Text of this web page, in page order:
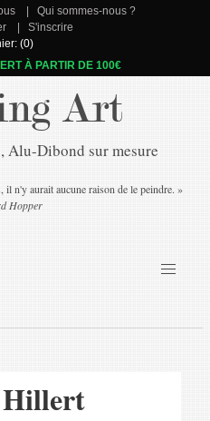
Qui sommes-nous ?
S'inscrire
(0)
À PARTIR DE 100€
Art
Alu-Dibond sur mesure
n'y aurait aucune raison de le peindre. »
Hopper